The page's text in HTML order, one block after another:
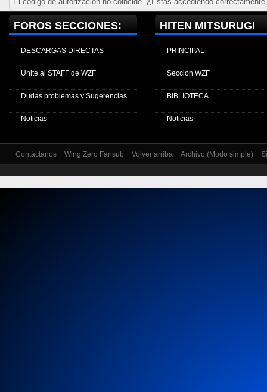
FOROS SECCIONES:
DESCARGAS DIRECTAS
Unite al STAFF de WZF
Dudas problemas y Sugerencias
Noticias
HITEN MITSURUGI
PRINCIPAL
Seccion WZF
BIBLIOTECA
Noticias
Contáctanos Wing Zero Fansub Volver arriba Archivo (Modo simple)